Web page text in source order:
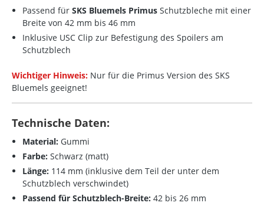
Passend für SKS Bluemels Primus Schutzbleche mit einer
Breite von 42 mm bis 46 mm
Inklusive USC Clip zur Befestigung des Spoilers am
Schutzblech
Wichtiger Hinweis: Nur für die Primus Version des SKS
Bluemels geeignet!
Technische Daten:
Material: Gummi
Farbe: Schwarz (matt)
Länge: 114 mm (inklusive dem Teil der unter dem
Schutzblech verschwindet)
Passend für Schutzblech-Breite: 42 bis 26 mm